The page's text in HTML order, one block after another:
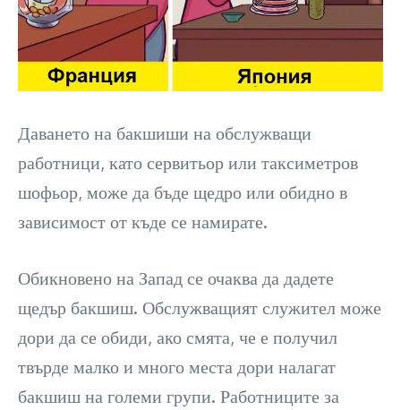
Даването на бакшиши на обслужващи
работници, като сервитьор или таксиметров
шофьор, може да бъде щедро или обидно в
зависимост от къде се намирате.
Обикновено на Запад се очаква да дадете
щедър бакшиш. Обслужващият служител може
дори да се обиди, ако смята, че е получил
твърде малко и много места дори налагат
бакшиш на големи групи. Работниците за